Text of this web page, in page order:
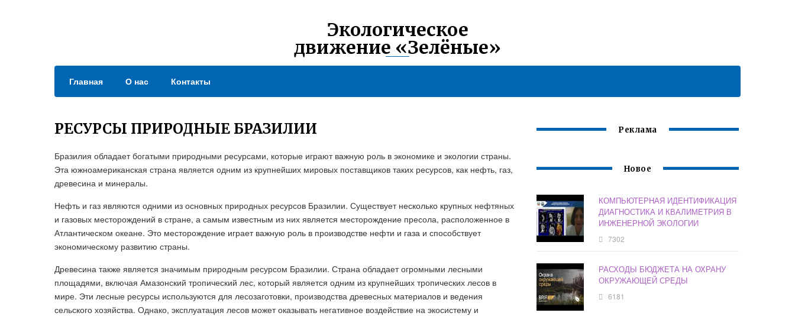
Экологическое
движение «Зелёные»
Главная О нас Контакты
РЕСУРСЫ ПРИРОДНЫЕ БРАЗИЛИИ
Бразилия обладает богатыми природными ресурсами, которые играют важную роль в экономике и экологии страны.
Эта южноамериканская страна является одним из крупнейших мировых поставщиков таких ресурсов, как нефть, газ,
древесина и минералы.
Нефть и газ являются одними из основных природных ресурсов Бразилии. Существует несколько крупных нефтяных
и газовых месторождений в стране, а самым известным из них является месторождение пресола, расположенное в
Атлантическом океане. Это месторождение играет важную роль в производстве нефти и газа и способствует
экономическому развитию страны.
Древесина также является значимым природным ресурсом Бразилии. Страна обладает огромными лесными
площадями, включая Амазонский тропический лес, который является одним из крупнейших тропических лесов в
мире. Эти лесные ресурсы используются для лесозаготовки, производства древесных материалов и ведения
сельского хозяйства. Однако, эксплуатация лесов может оказывать негативное воздействие на экосистему и
Реклама
Новое
КОМПЬЮТЕРНАЯ ИДЕНТИФИКАЦИЯ
ДИАГНОСТИКА И КВАЛИМЕТРИЯ В
ИНЖЕНЕРНОЙ ЭКОЛОГИИ
7302
РАСХОДЫ БЮДЖЕТА НА ОХРАНУ
ОКРУЖАЮЩЕЙ СРЕДЫ
6181